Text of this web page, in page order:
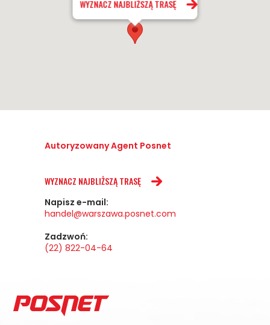
WYZNACZ NAJBLIŻSZĄ TRASĘ
Autoryzowany Agent Posnet
WYZNACZ NAJBLIŻSZĄ TRASĘ
Napisz e-mail:
handel@warszawa.posnet.com
Zadzwoń:
(22) 822-04-64